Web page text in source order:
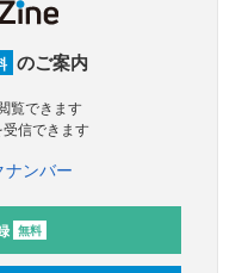
のご案内
覧できます
受信できます
ナンバー
無料